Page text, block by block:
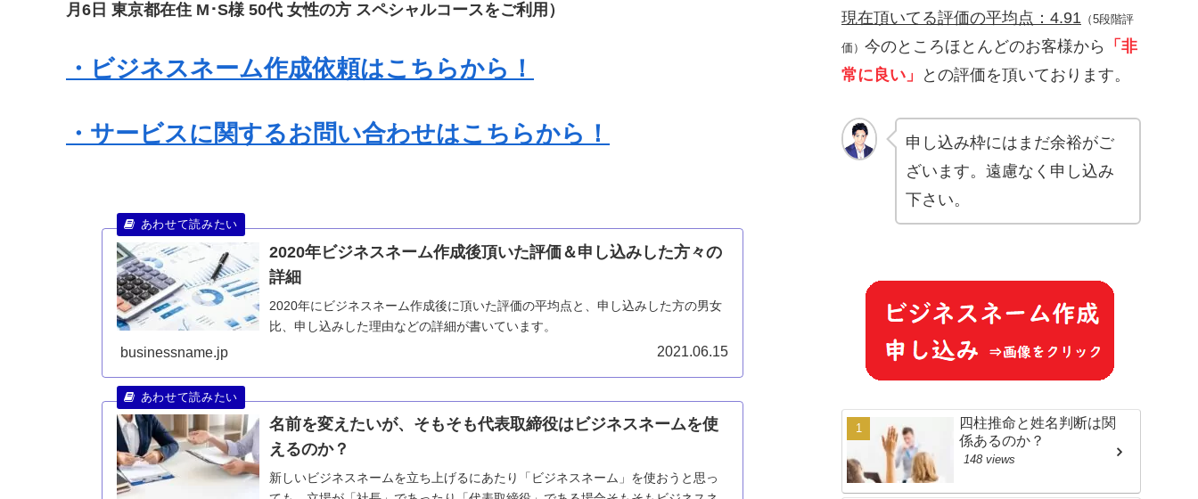
月6日 東京都在住 M･S様 50代 女性の方 スペシャルコースをご利用）
・ビジネスネーム作成依頼はこちらから！
・サービスに関するお問い合わせはこちらから！
2020年ビジネスネーム作成後頂いた評価＆申し込みした方々の
詳細
2020年にビジネスネーム作成後に頂いた評価の平均点と、申し込みした方の男女
比、申し込みした理由などの詳細が書いています。
businessname.jp 2021.06.15
名前を変えたいが、そもそも代表取締役はビジネスネームを使
えるのか？
新しいビジネスネームを立ち上げるにあたり「ビジネスネーム」を使おうと思っ
現在頂いてる評価の平均点：4.91 （5段階評
価） 今のところほとんどのお客様から
「非
常に良い」
との評価を頂いております。
申し込み枠にはまだ余裕がご
ざいます。遠慮なく申し込み
下さい。
四柱推命と姓名判断は関
係あるのか？
148 views